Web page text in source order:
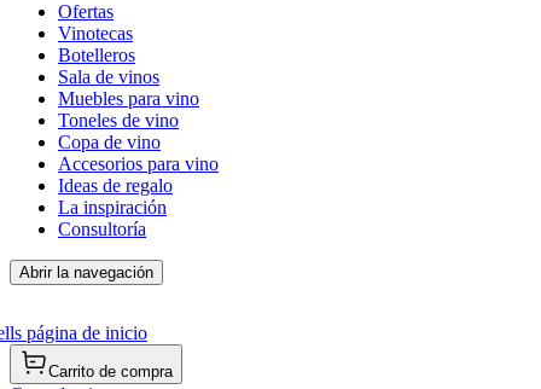
Ofertas
Vinotecas
Botelleros
Sala de vinos
Muebles para vino
Toneles de vino
Copa de vino
Accesorios para vino
Ideas de regalo
La inspiración
Consultoría
Abrir la navegación
página de inicio
Carrito de compra